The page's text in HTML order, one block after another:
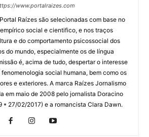
www.portalraizes.com
Raízes são selecionadas com base no
social e cientifico, e nos traços
e do comportamento psicossocial dos
do mundo, especialmente os de língua
é, acima de tudo, despertar o interesse
social humana, bem como os
e exteriores. A marca Raízes Jornalismo
em maio de 2008 pelo jornalista Doracino
* 27/02/2017) e a romancista Clara Dawn.